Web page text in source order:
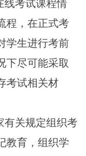
线考试课程情
程，在正式考
学生进行考前
下尽可能采取
考试相关材
有关规定组织考
教育，组织学